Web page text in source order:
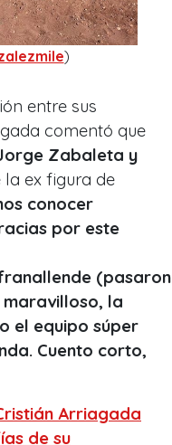
)
entre sus
comentó que
Zabaleta y
la ex figura de
conocer
por este
(pasaron
maravilloso, la
el equipo súper
Cuento corto,
Arriagada
de su